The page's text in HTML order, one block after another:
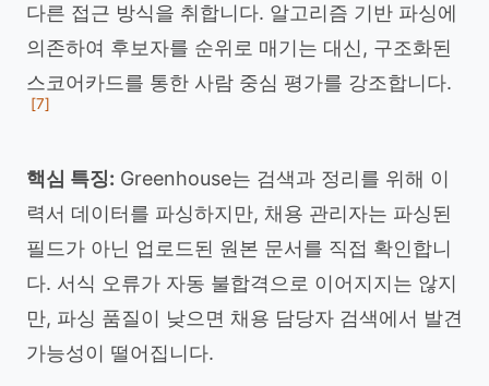
다른 접근 방식을 취합니다. 알고리즘 기반 파싱에
의존하여 후보자를 순위로 매기는 대신, 구조화된
스코어카드를 통한 사람 중심 평가를 강조합니다.
[7]
핵심 특징: Greenhouse는 검색과 정리를 위해 이
력서 데이터를 파싱하지만, 채용 관리자는 파싱된
필드가 아닌 업로드된 원본 문서를 직접 확인합니
다. 서식 오류가 자동 불합격으로 이어지지는 않지
만, 파싱 품질이 낮으면 채용 담당자 검색에서 발견
가능성이 떨어집니다.